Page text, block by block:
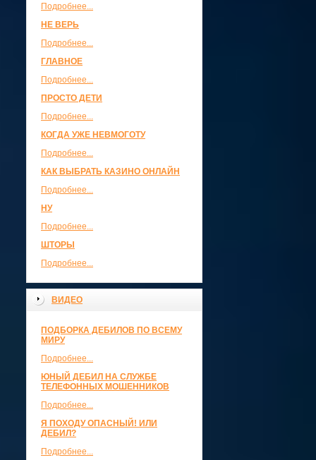
Подробнее...
НЕ ВЕРЬ
Подробнее...
ГЛАВНОЕ
Подробнее...
ПРОСТО ДЕТИ
Подробнее...
КОГДА УЖЕ НЕВМОГОТУ
Подробнее...
КАК ВЫБРАТЬ КАЗИНО ОНЛАЙН
Подробнее...
НУ
Подробнее...
ШТОРЫ
Подробнее...
ВИДЕО
ПОДБОРКА ДЕБИЛОВ ПО ВСЕМУ
МИРУ
Подробнее...
ЮНЫЙ ДЕБИЛ НА СЛУЖБЕ
ТЕЛЕФОННЫХ МОШЕННИКОВ
Подробнее...
Я ПОХОДУ ОПАСНЫЙ! ИЛИ
ДЕБИЛ?
Подробнее...